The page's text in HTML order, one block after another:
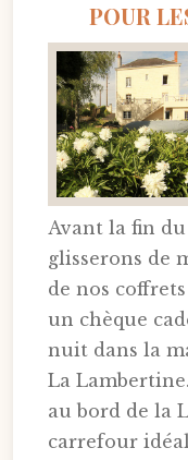
POUR
Avant la fin
glisserons de
de nos
un chèque
nuit dans la
La
au bord de la
carrefour